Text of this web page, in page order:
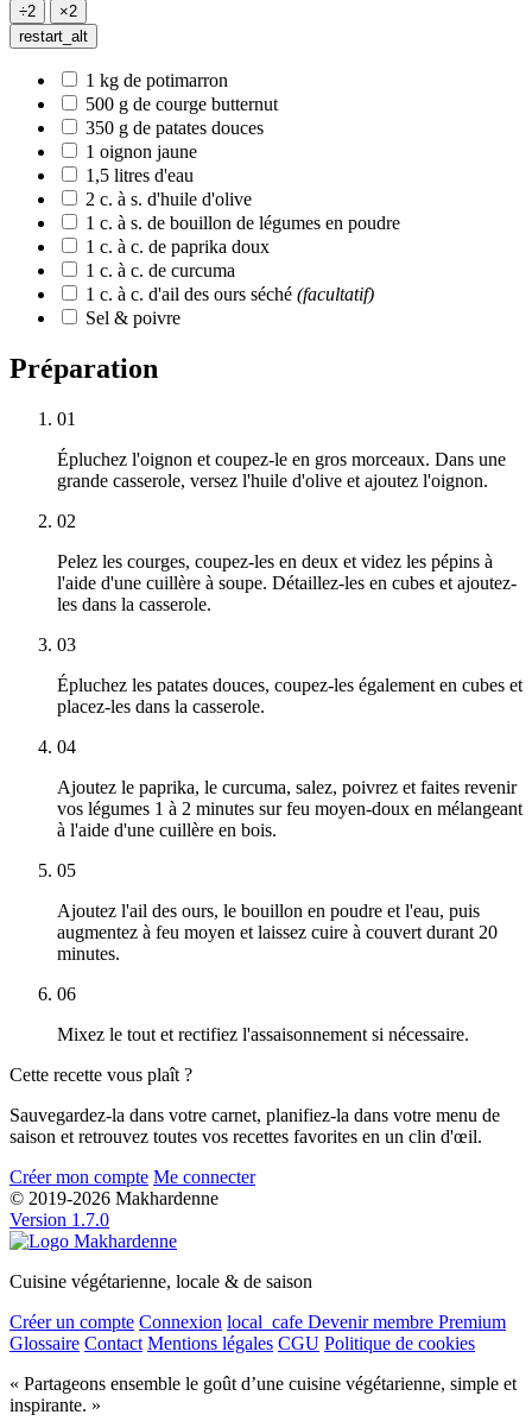
÷2
×2
restart_alt
1 kg de potimarron
500 g de courge butternut
350 g de patates douces
1 oignon jaune
1,5 litres d'eau
2 c. à s. d'huile d'olive
1 c. à s. de bouillon de légumes en poudre
1 c. à c. de paprika doux
1 c. à c. de curcuma
1 c. à c. d'ail des ours séché (facultatif)
Sel & poivre
Préparation
01
Épluchez l'oignon et coupez-le en gros morceaux. Dans une
grande casserole, versez l'huile d'olive et ajoutez l'oignon.
02
Pelez les courges, coupez-les en deux et videz les pépins à
l'aide d'une cuillère à soupe. Détaillez-les en cubes et ajoutez-
les dans la casserole.
03
Épluchez les patates douces, coupez-les également en cubes et
placez-les dans la casserole.
04
Ajoutez le paprika, le curcuma, salez, poivrez et faites revenir
vos légumes 1 à 2 minutes sur feu moyen-doux en mélangeant
à l'aide d'une cuillère en bois.
05
Ajoutez l'ail des ours, le bouillon en poudre et l'eau, puis
augmentez à feu moyen et laissez cuire à couvert durant 20
minutes.
06
Mixez le tout et rectifiez l'assaisonnement si nécessaire.
Cette recette vous plaît ?
Sauvegardez-la dans votre carnet, planifiez-la dans votre menu de
saison et retrouvez toutes vos recettes favorites en un clin d'œil.
Créer mon compte Me connecter
© 2019-2026 Makhardenne
Version 1.7.0
Cuisine végétarienne, locale & de saison
Créer un compte Connexion local_cafe Devenir membre Premium
Glossaire Contact Mentions légales CGU Politique de cookies
« Partageons ensemble le goût d’une cuisine végétarienne, simple et
inspirante. »